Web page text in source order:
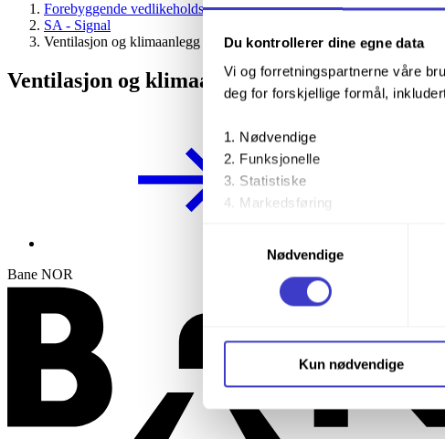
Du kontrollerer dine egne data
Vi og forretningspartnerne våre
deg for forskjellige formål,
Nødvendige
Funksjonelle
Statistiske
Markedsføring
Ved å trykke «Godta alle» gir du
Du kan lese mer om hvordan vi
Nødvendige
Kun nødvendige
Forebyggende vedlikeholdsprogram (Generiske arbeidsrutiner)
SA - Signal
Ventilasjon og klimaanlegg (SA-KLA)
Ventilasjon og klimaanlegg (SA-KLA)
Bane NOR